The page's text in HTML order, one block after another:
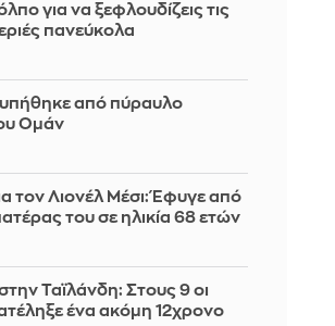
για να ξεφλουδίζεις τις
πανεύκολα
από πύραυλο
Ομάν
τον Λιονέλ Μέσι: Έφυγε από
του σε ηλικία 68 ετών
Ταϊλάνδη: Στους 9 οι
ένα ακόμη 12χρονο